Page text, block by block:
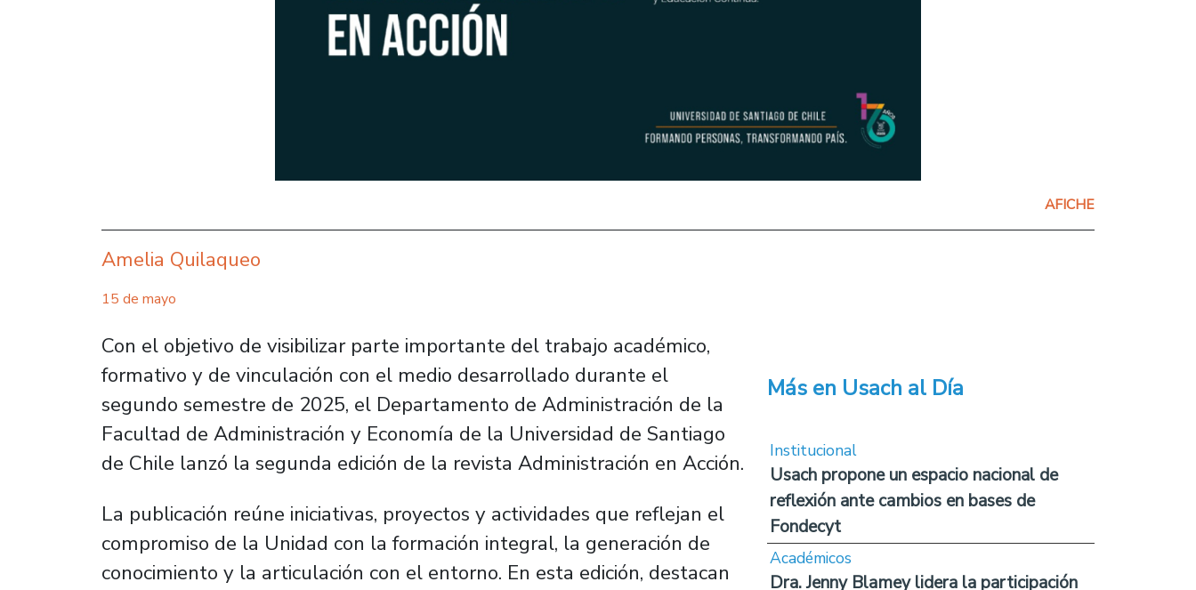
AFICHE
Amelia Quilaqueo
15 de mayo
Con el objetivo de visibilizar parte importante del trabajo académico,
formativo y de vinculación con el medio desarrollado durante el
segundo semestre de 2025, el Departamento de Administración de la
Facultad de Administración y Economía de la Universidad de Santiago
de Chile lanzó la segunda edición de la revista Administración en Acción.
La publicación reúne iniciativas, proyectos y actividades que reflejan el
compromiso de la Unidad con la formación integral, la generación de
conocimiento y la articulación con el entorno. En esta edición, destacan
Más en Usach al Día
Institucional
Usach propone un espacio nacional de
reflexión ante cambios en bases de
Fondecyt
Académicos
Dra. Jenny Blamey lidera la participación